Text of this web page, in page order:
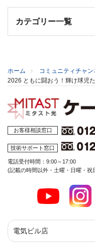
カテゴリー一覧
ホーム コミュニティチャン
2026 ともに闘おう！輝け球児
お客様相談窓口
技術サポート窓口
電話受付時間：9:00～17:00
(記載の時間以外・土曜・日曜・
電気ビル店